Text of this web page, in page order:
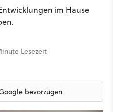
im Hause
Lesezeit
bevorzugen